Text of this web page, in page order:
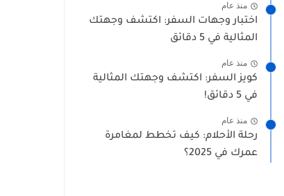
منذ عام
اختبار وجهات السفر: اكتشف وجهتك
المثالية في 5 دقائق
منذ عام
كويز السفر: اكتشف وجهتك المثالية
في 5 دقائق!
منذ عام
رحلة الأحلام: كيف تخطط لمغامرة
عمرك في 2025؟